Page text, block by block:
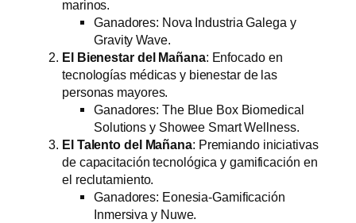
marinos.
Ganadores: Nova Industria Galega y
Gravity Wave.
El Bienestar del Mañana: Enfocado en
tecnologías médicas y bienestar de las
personas mayores.
Ganadores: The Blue Box Biomedical
Solutions y Showee Smart Wellness.
El Talento del Mañana: Premiando iniciativas
de capacitación tecnológica y gamificación en
el reclutamiento.
Ganadores: Eonesia-Gamificación
Inmersiva y Nuwe.